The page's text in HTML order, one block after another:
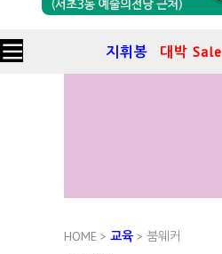
지휘봉 대박 Sale
HOME > 교육 > 붐웨커